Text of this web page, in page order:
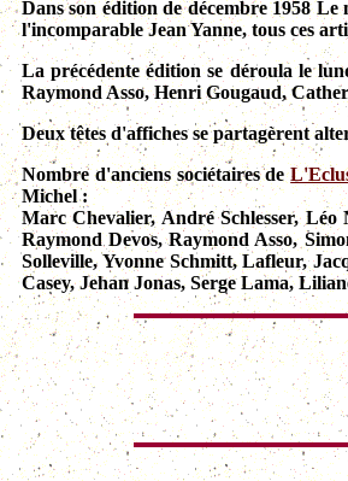
Dans son édition de décembre 1958
l'incomparable Jean Yanne, tous ces
La précédente édition se déroula le
Raymond Asso, Henri Gougaud,
Deux têtes d'affiches se partagèrent
Nombre d'anciens sociétaires de
Michel :
Marc Chevalier, André Schlesser,
Raymond Devos, Raymond Asso,
Solleville, Yvonne Schmitt, Lafleur,
Casey, Jehan Jonas, Serge Lama,